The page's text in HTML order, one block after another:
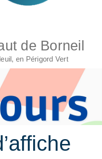
de Borneil
en Périgord Vert